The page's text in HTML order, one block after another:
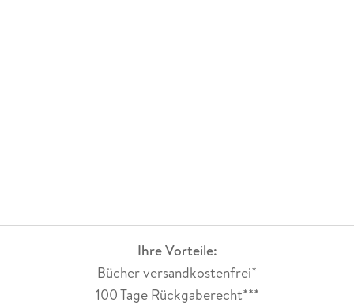
Ihre Vorteile:
Bücher versandkostenfrei*
100 Tage Rückgaberecht***